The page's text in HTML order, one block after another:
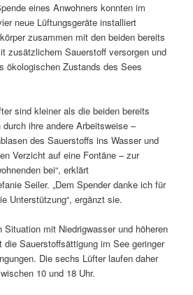
eines Anwohners konnten im
neue Lüftungsgeräte installiert
zusammen mit den beiden bereits
zusätzlichem Sauerstoff versorgen und
ökologischen Zustands des Sees
sind kleiner als die beiden bereits
ihre andere Arbeitsweise –
des Sauerstoffs ins Wasser und
Verzicht auf eine Fontäne – zur
bei“, erklärt
Seiler. „Dem Spender danke ich für
Unterstützung“, ergänzt sie.
Situation mit Niedrigwasser und höheren
die Sauerstoffsättigung im See geringer
Die sechs Lüfter laufen daher
10 und 18 Uhr.